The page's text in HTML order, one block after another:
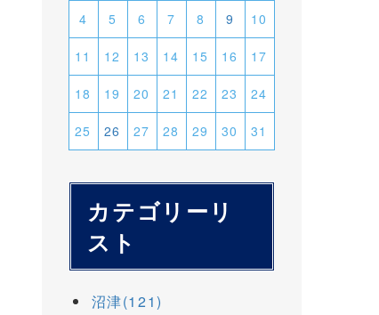
4 5 6 7 8 9 10
11 12 13 14 15 16 17
18 19 20 21 22 23 24
25 26 27 28 29 30 31
カテゴリーリ
スト
沼津(121)